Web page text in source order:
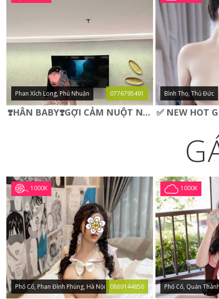
Phan Xích Long, Phú Nhuận 0776795491
❣️HÂN BABY❣️GỢI CẢM NUỘT NÀ DÁNG SON XINH XINH QUYẾN RŨ
Bình Thọ, Thủ Đức
1000K
Phố Cổ, Phan Đình Phùng, Hà Nội 0869144856
1000K
Phố Cổ, Quán